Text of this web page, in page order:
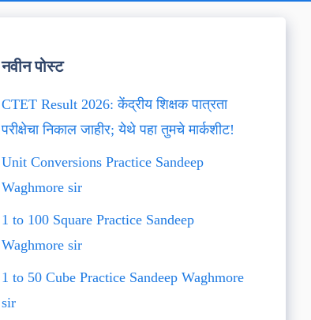
नवीन पोस्ट
CTET Result 2026: केंद्रीय शिक्षक पात्रता
परीक्षेचा निकाल जाहीर; येथे पहा तुमचे मार्कशीट!
Unit Conversions Practice Sandeep
Waghmore sir
1 to 100 Square Practice Sandeep
Waghmore sir
1 to 50 Cube Practice Sandeep Waghmore
sir